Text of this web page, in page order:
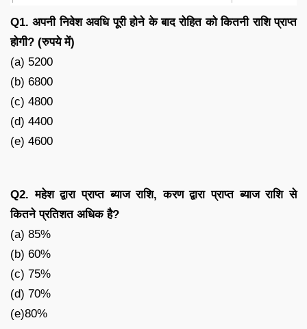
Q1. अपनी निवेश अवधि पूरी होने के बाद रोहित को कितनी राशि प्राप्त
होगी? (रुपये में)
(a) 5200
(b) 6800
(c) 4800
(d) 4400
(e) 4600
Q2. महेश द्वारा प्राप्त ब्याज राशि, करण द्वारा प्राप्त ब्याज राशि से
कितने प्रतिशत अधिक है?
(a) 85%
(b) 60%
(c) 75%
(d) 70%
(e)80%